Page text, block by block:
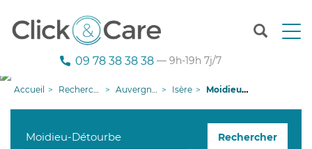
T
n
09 78 38 38 38 — 9h-19h 7j/7
Accueil Recherche aide à domicile Auvergne-Rhône-Alpes Isère Moidieu-Détourbe
Rechercher